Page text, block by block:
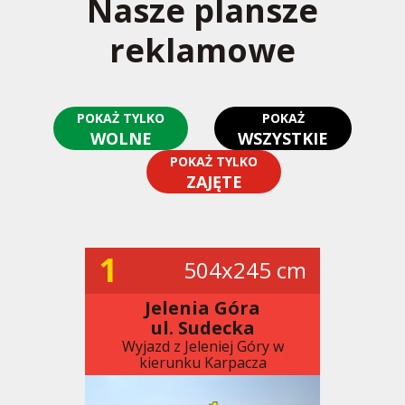
Nasze plansze
reklamowe
POKAŻ TYLKO
WOLNE
POKAŻ
WSZYSTKIE
POKAŻ TYLKO
ZAJĘTE
1 504x245 cm
Jelenia Góra
ul. Sudecka
Wyjazd z Jeleniej Góry w
kierunku Karpacza